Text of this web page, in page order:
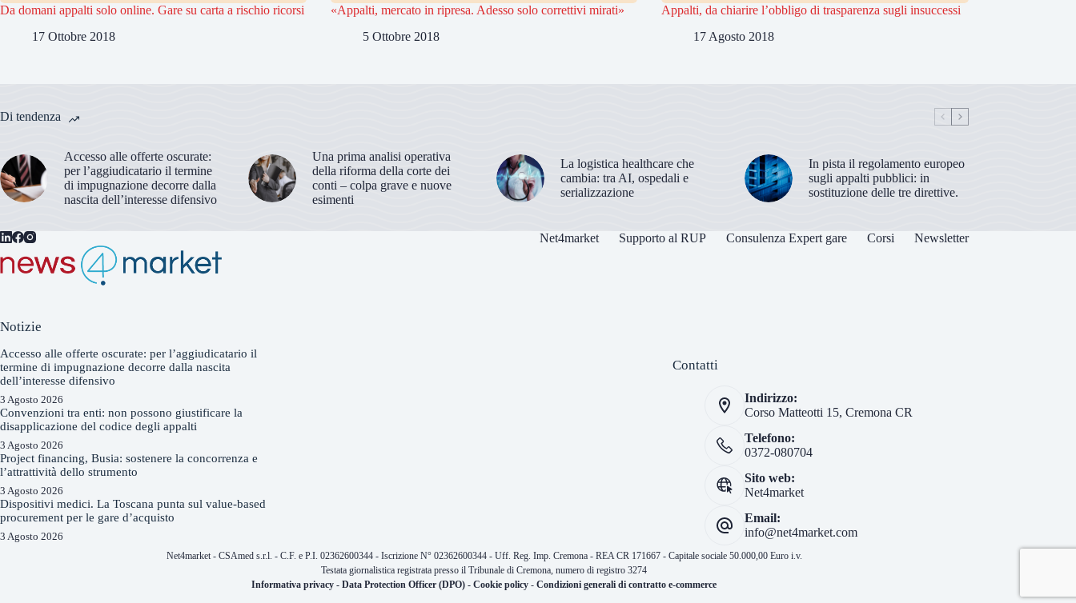
Da domani appalti solo online. Gare su carta a rischio ricorsi
17 Ottobre 2018
«Appalti, mercato in ripresa. Adesso solo correttivi mirati»
5 Ottobre 2018
Appalti, da chiarire l’obbligo di trasparenza sugli insuccessi
17 Agosto 2018
Di tendenza
Accesso alle offerte oscurate:
per l’aggiudicatario il termine
di impugnazione decorre dalla
nascita dell’interesse difensivo
Una prima analisi operativa
della riforma della corte dei
conti – colpa grave e nuove
esimenti
La logistica healthcare che
cambia: tra AI, ospedali e
serializzazione
In pista il regolamento europeo
sugli appalti pubblici: in
sostituzione delle tre direttive.
Net4market Supporto al RUP Consulenza Expert gare Corsi Newsletter
Notizie
Accesso alle offerte oscurate: per l’aggiudicatario il
termine di impugnazione decorre dalla nascita
dell’interesse difensivo
3 Agosto 2026
Convenzioni tra enti: non possono giustificare la
disapplicazione del codice degli appalti
3 Agosto 2026
Project financing, Busia: sostenere la concorrenza e
l’attrattività dello strumento
3 Agosto 2026
Dispositivi medici. La Toscana punta sul value-based
procurement per le gare d’acquisto
3 Agosto 2026
Contatti
Indirizzo:
Corso Matteotti 15, Cremona CR
Telefono:
0372-080704
Sito web:
Net4market
Email:
info@net4market.com
Net4market - CSAmed s.r.l. - C.F. e P.I. 02362600344 - Iscrizione N° 02362600344 - Uff. Reg. Imp. Cremona - REA CR 171667 - Capitale sociale 50.000,00 Euro i.v.
Testata giornalistica registrata presso il Tribunale di Cremona, numero di registro 3274
Informativa privacy -Data Protection Officer (DPO) -Cookie policy -Condizioni generali di contratto e-commerce